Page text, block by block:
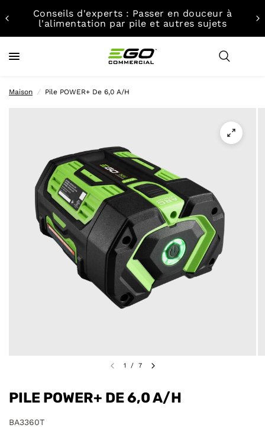
Conseils d'experts : Passer en douceur à
l'alimentation par pile et autres sujets
Maison / Pile POWER+ De 6,0 A/H
1 / 7
PILE POWER+ DE 6,0 A/H
BA3360T